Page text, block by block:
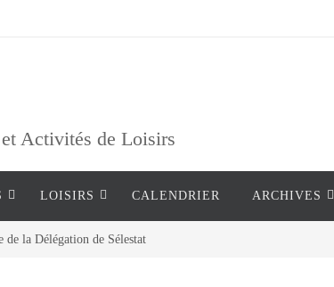
Activités de Loisirs
LOISIRS CALENDRIER ARCHIVES
la Délégation de Sélestat